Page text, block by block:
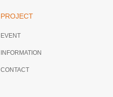
PROJECT
EVENT
INFORMATION
CONTACT